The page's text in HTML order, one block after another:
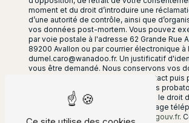
moment et du droit d’introduire une
d’une autorité de contrôle, ainsi que
vos données post-mortem. Vous pouvez
par voie postale à l'adresse 62 Grande Rue
89200 Avallon ou par courrier électronique à
dumel.caro@wanadoo.fr. Un justificatif
vous être demandé. Nous conservons vos
pendant la période de prise de contact puis
durée de prescription légale aux fins
gestion des contentieux. Vous avez le droit
sur la liste d'opposition au démarchage
disponible à cette adresse:
Bloctel.gouv.fr.